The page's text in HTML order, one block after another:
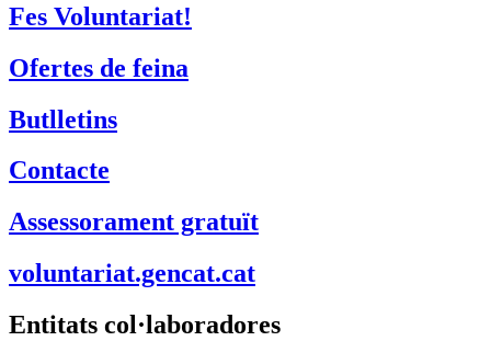
Fes Voluntariat!
Ofertes de feina
Butlletins
Contacte
Assessorament gratuït
voluntariat.gencat.cat
Entitats col·laboradores